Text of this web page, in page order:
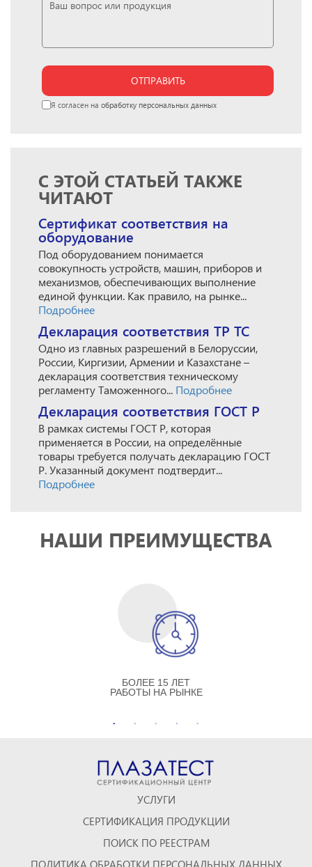
ОТПРАВИТЬ
Я согласен на обработку персональных данных
С ЭТОЙ СТАТЬЕЙ ТАКЖЕ
ЧИТАЮТ
Сертификат соответствия на
оборудование
Под оборудованием понимается
совокупность устройств, машин, приборов и
механизмов, обеспечивающих выполнение
единой функции. Как правило, на рынке...
Подробнее
Декларация соответствия ТР ТС
Одно из главных разрешений в Белоруссии,
России, Киргизии, Армении и Казахстане –
декларация соответствия техническому
регламенту Таможенного... Подробнее
Декларация соответствия ГОСТ Р
В рамках системы ГОСТ Р, которая
применяется в России, на определённые
товары требуется получать декларацию ГОСТ
Р. Указанный документ подтвердит...
Подробнее
НАШИ ПРЕИМУЩЕСТВА
БОЛЕЕ 15 ЛЕТ
РАБОТЫ НА РЫНКЕ
УСЛУГИ
СЕРТИФИКАЦИЯ ПРОДУКЦИИ
ПОИСК ПО РЕЕСТРАМ
ПОЛИТИКА ОБРАБОТКИ ПЕРСОНАЛЬНЫХ ДАННЫХ